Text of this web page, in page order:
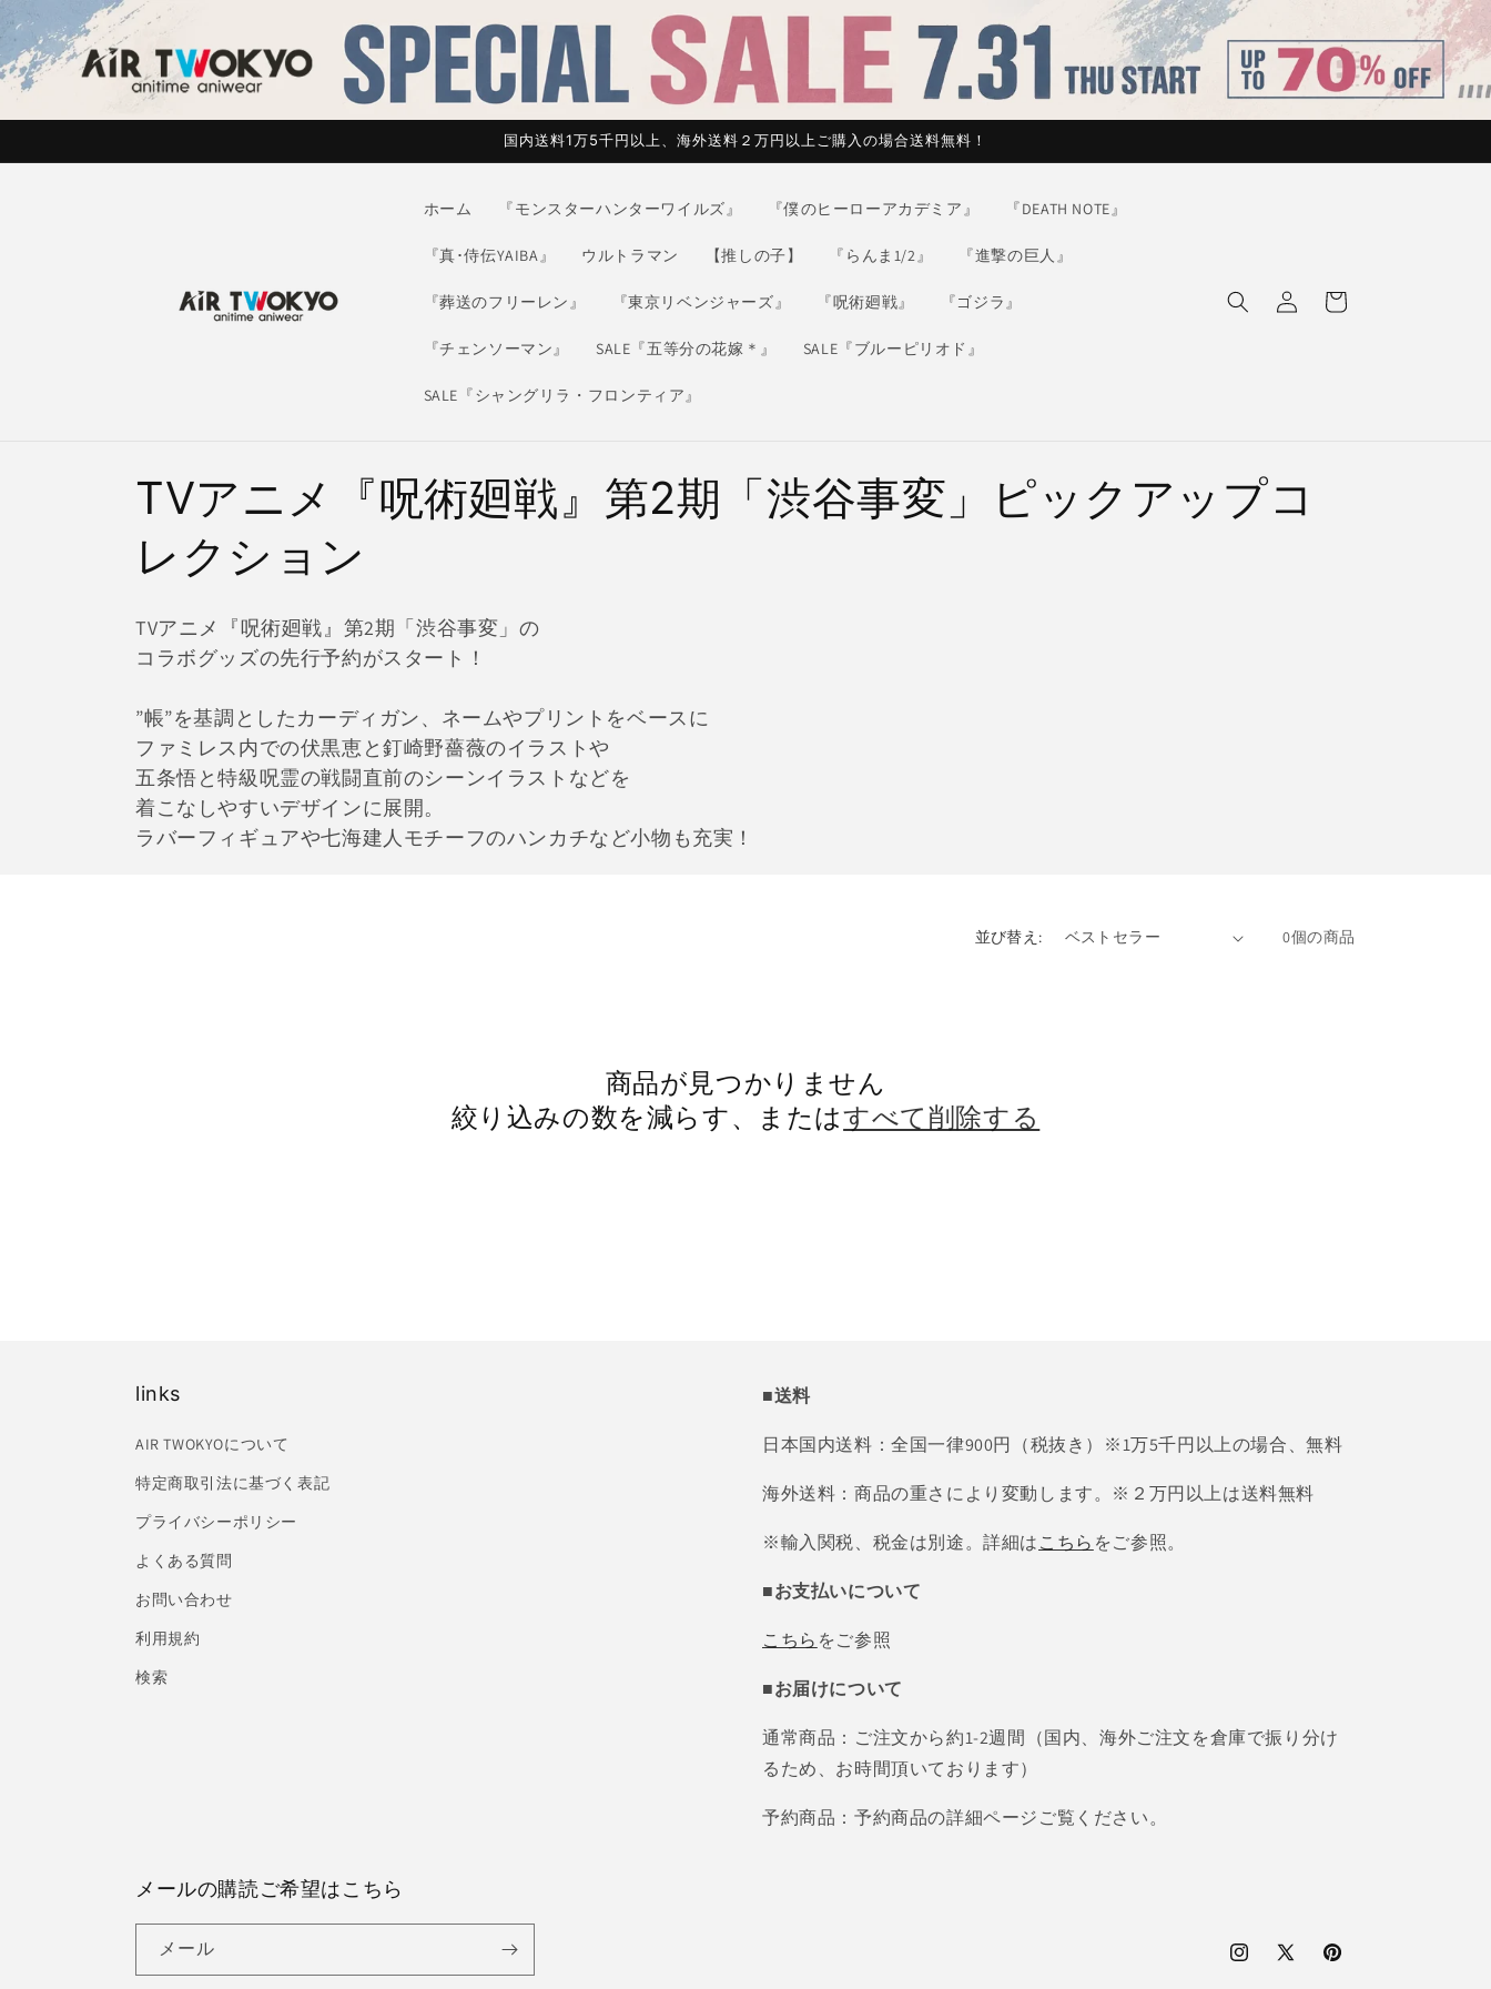
ンツに
進む
国内送料1万5千円以上、海外送料２万円以上ご購入の場合送料無料！
ホーム 『モンスターハンターワイルズ』 『僕のヒーローアカデミア』 『DEATH NOTE』
『真･侍伝YAIBA』 ウルトラマン 【推しの子】 『らんま1/2』 『進撃の巨人』
『葬送のフリーレン』 『東京リベンジャーズ』 『呪術廻戦』 『ゴジラ』
『チェンソーマン』 SALE『五等分の花嫁＊』 SALE『ブルーピリオド』
SALE『シャングリラ・フロンティア』
グ
イ
ー
コ
レ
ク
シ
ョ
ン
:
TVアニメ『呪術廻戦』第2期「渋谷事変」ピックアップコ
レクション
TVアニメ『呪術廻戦』第2期「渋谷事変」の
コラボグッズの先行予約がスタート！
”帳”を基調としたカーディガン、ネームやプリントをベースに
ファミレス内での伏黒恵と釘崎野薔薇のイラストや
五条悟と特級呪霊の戦闘直前のシーンイラストなどを
着こなしやすいデザインに展開。
ラバーフィギュアや七海建人モチーフのハンカチなど小物も充実！
並び替え: 0個の商品
商品が見つかりません
絞り込みの数を減らす、またはすべて削除する
links
AIR TWOKYOについて
特定商取引法に基づく表記
プライバシーポリシー
よくある質問
お問い合わせ
利用規約
検索
■送料
日本国内送料：全国一律900円（税抜き）※1万5千円以上の場合、無料
海外送料：商品の重さにより変動します。※２万円以上は送料無料
※輸入関税、税金は別途。詳細はこちら をご参照。
■お支払いについて
こちら をご参照
■お届けについて
通常商品：ご注文から約1-2週間（国内、海外ご注文を倉庫で振り分け
るため、お時間頂いております）
予約商品：予約商品の詳細ページご覧ください。
メールの購読ご希望はこちら
メール
Instagram
X
Pinterest